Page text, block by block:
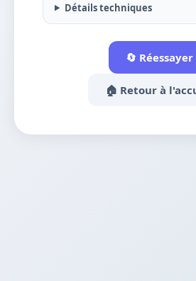
Détails techniques
🔄 Réessayer
🏠 Retour à